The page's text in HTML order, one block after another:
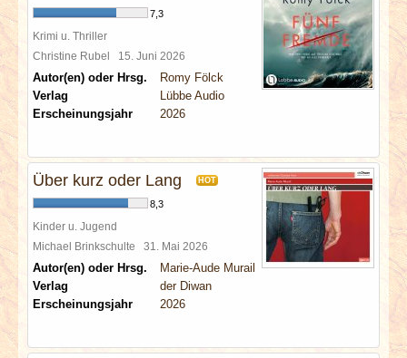
SPECIALS
REDAKTION
LINKS
7,3
Krimi u. Thriller
Christine Rubel 15. Juni 2026
Autor(en) oder Hrsg.
Romy Fölck
Verlag
Lübbe Audio
Erscheinungsjahr
2026
Über kurz oder Lang HOT
8,3
Kinder u. Jugend
Michael Brinkschulte 31. Mai 2026
Autor(en) oder Hrsg.
Marie-Aude Murail
Verlag
der Diwan
Erscheinungsjahr
2026